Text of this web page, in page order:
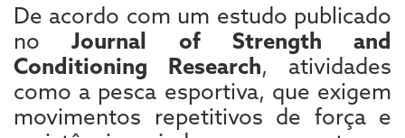
De acordo com um estudo publicado
noJournal of Strength and
Conditioning Research, atividades
como a pesca esportiva, que exigem
movimentos repetitivos de força e